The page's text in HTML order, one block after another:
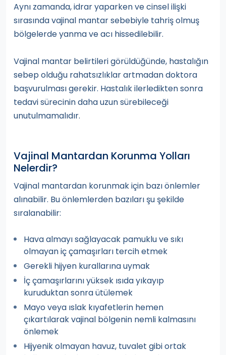
Aynı zamanda, idrar yaparken ve cinsel ilişki
sırasında vajinal mantar sebebiyle tahriş olmuş
bölgelerde yanma ve acı hissedilebilir.
Vajinal mantar belirtileri görüldüğünde, hastalığın
sebep olduğu rahatsızlıklar artmadan doktora
başvurulması gerekir. Hastalık ilerledikten sonra
tedavi sürecinin daha uzun sürebileceği
unutulmamalıdır.
Vajinal Mantardan Korunma Yolları
Nelerdir?
Vajinal mantardan korunmak için bazı önlemler
alınabilir. Bu önlemlerden bazıları şu şekilde
sıralanabilir:
Hava almayı sağlayacak pamuklu ve sıkı
olmayan iç çamaşırları tercih etmek
Gerekli hijyen kurallarına uymak
İç çamaşırlarını yüksek ısıda yıkayıp
kuruduktan sonra ütülemek
Mayo veya ıslak kıyafetlerin hemen
çıkartılarak vajinal bölgenin nemli kalmasını
önlemek
Hijyenik olmayan havuz, tuvalet gibi ortak